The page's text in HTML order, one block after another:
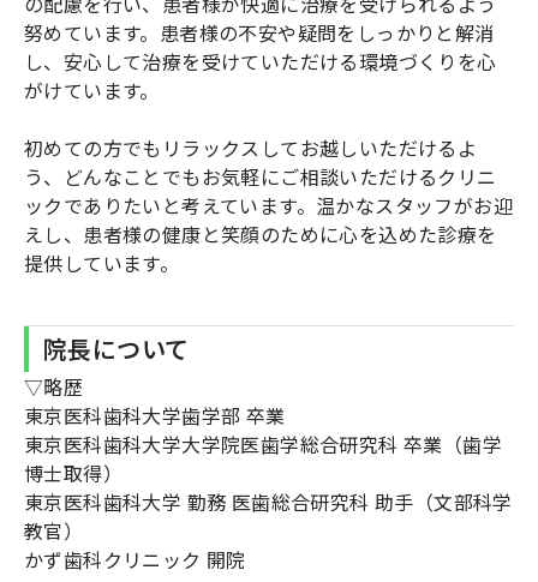
努めています。患者様の不安や疑問をしっかりと解消
し、安心して治療を受けていただける環境づくりを心
がけています。
初めての方でもリラックスしてお越しいただけるよ
う、どんなことでもお気軽にご相談いただけるクリニ
ックでありたいと考えています。温かなスタッフがお迎
えし、患者様の健康と笑顔のために心を込めた診療を
提供しています。
院長について
▽略歴
東京医科歯科大学歯学部 卒業
東京医科歯科大学大学院医歯学総合研究科 卒業（歯学
博士取得）
東京医科歯科大学 勤務 医歯総合研究科 助手（文部科学
教官）
かず歯科クリニック 開院